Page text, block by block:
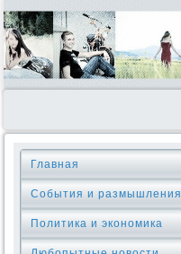
Главная
События и размышления
Политика и экономика